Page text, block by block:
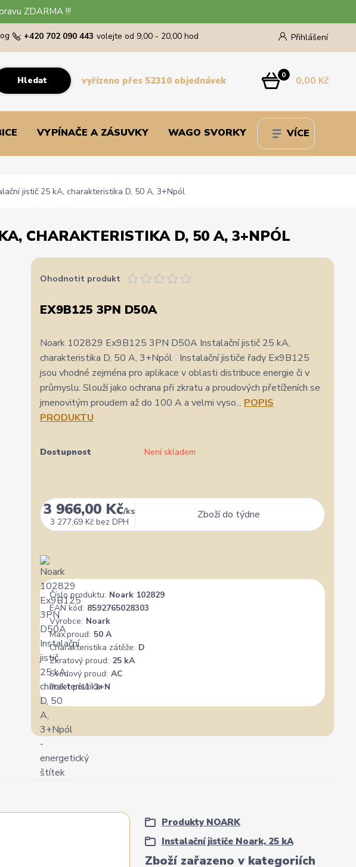
ZDARMA !!!
Přihlášení
Hledat
+420 702 090 443 volejte od 9,00 - 20,00 hod
0 0,00 Kč
vyřízeno přes 52310 objednávek
VYPÍNAČE A ZÁSUVKY WAGO SVORKY VÍCE
jistič 25 kA, charakteristika D, 50 A, 3+Npól
CHARAKTERISTIKA D, 50 A, 3+NPÓL
3. srpna
A SERVIS
★★★★★
Dobrý obchod dobré ceny - doporučuji.
rychlost a kvalitu objednavky
Ohodnotit produkt
EX9B125 3PN D50A
Noark 102829 Ex9B125 3PN D50A Instalační jistič 25 kA,
charakteristika D, 50 A, 3+Npól Instalační jističe řady Ex9B125
jsou vhodné zejména pro aplikace v oblasti distribuce energie či v
průmyslu. Slouží jako ochrana při zkratu a proudových přetíženích se
jmenovitým proudem až do 100 A a velmi vyso... POPIS
PRODUKTU
Dostupnost Není skladem
3 966,00 Kč/ks
3 277,69 Kč bez DPH
Zboží do týdne
Číslo produktu: Noark 102829
EAN kód: 8592765028303
Výrobce: Noark
Max.proud: 50 A
Charakteristika zátěže: D
Zkratový proud: 25 kA
Svodový proud: AC
Počet pólů: 3+N
Zboží zařazeno v kategoriích
Produkty NOARK
Instalační jističe Noark, 25 kA